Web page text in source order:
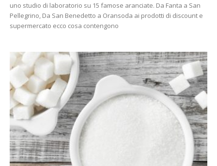
uno studio di laboratorio su 15 famose aranciate. Da Fanta a San
Pellegrino, Da San Benedetto a Oransoda ai prodotti di discount e
supermercato ecco cosa contengono